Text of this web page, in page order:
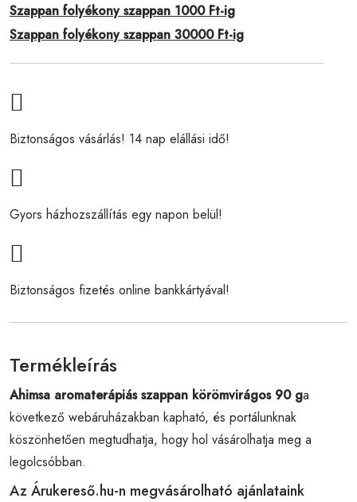
Szappan folyékony szappan 1000 Ft-ig
Szappan folyékony szappan 30000 Ft-ig
Biztonságos vásárlás! 14 nap elállási idő!
Gyors házhozszállítás egy napon belül!
Biztonságos fizetés online bankkártyával!
Termékleírás
Ahimsa aromaterápiás szappan körömvirágos 90 ga
következő webáruházakban kapható, és portálunknak
köszönhetően megtudhatja, hogy hol vásárolhatja meg a
legolcsóbban.
Az Árukereső.hu-n megvásárolható ajánlataink